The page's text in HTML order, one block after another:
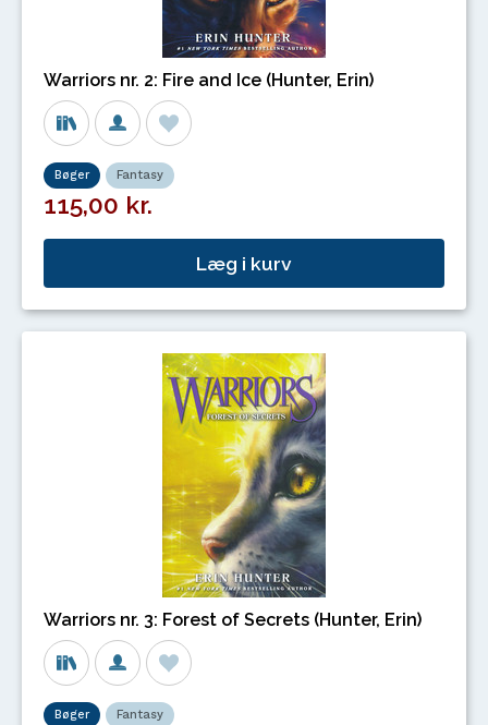
Warriors nr. 2: Fire and Ice (Hunter, Erin)
Bøger Fantasy
115,00 kr.
Læg i kurv
Warriors nr. 3: Forest of Secrets (Hunter, Erin)
Bøger Fantasy